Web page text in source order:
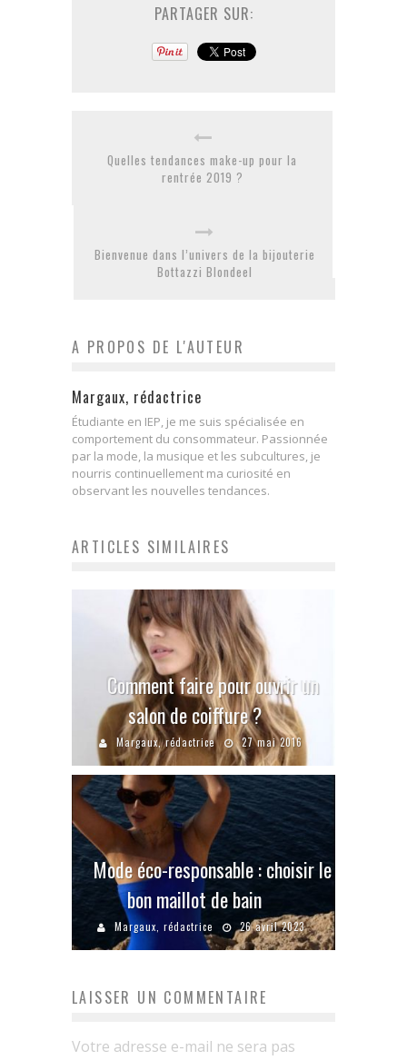
PARTAGER SUR:
Quelles tendances make-up pour la
rentrée 2019 ?
Bienvenue dans l’univers de la bijouterie
Bottazzi Blondeel
A PROPOS DE L'AUTEUR
Margaux, rédactrice
Étudiante en IEP, je me suis spécialisée en
comportement du consommateur. Passionnée
par la mode, la musique et les subcultures, je
nourris continuellement ma curiosité en
observant les nouvelles tendances.
ARTICLES SIMILAIRES
Comment faire pour ouvrir un
salon de coiffure ?
Margaux, rédactrice 27 mai 2016
Mode éco-responsable : choisir le
bon maillot de bain
Margaux, rédactrice 26 avril 2023
LAISSER UN COMMENTAIRE
Votre adresse e-mail ne sera pas